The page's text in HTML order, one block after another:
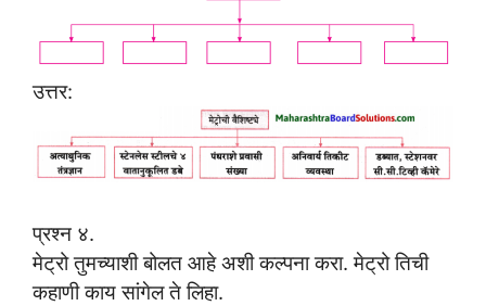
उत्तर:
प्रश्न ४.
मेट्रो तुमच्याशी बोलत आहे अशी कल्पना करा. मेट्रो तिची
कहाणी काय सांगेल ते लिहा.